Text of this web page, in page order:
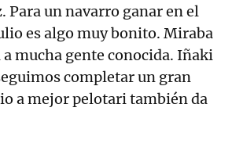
Para un navarro ganar en el
es algo muy bonito. Miraba
a mucha gente conocida. Iñaki
completar un gran
a mejor pelotari también da